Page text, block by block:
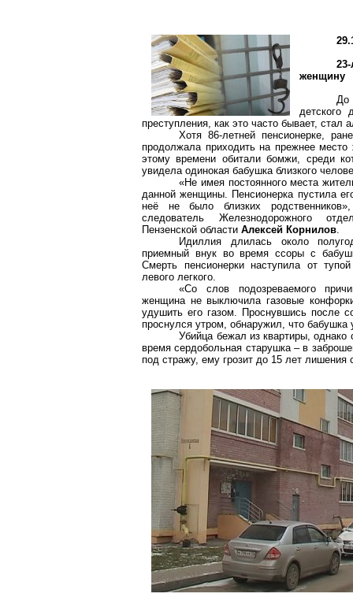
женщину
До
детского
преступления, как это часто бывает, стал
Хотя 86-летней пенсионерке,
продолжала приходить на прежнее
этому времени обитали бомжи, среди
увидела одинокая бабушка близкого
«Не имея постоянного места
данной женщины. Пенсионерка пустила
неё не было близких
следователь Железнодорожного
Пензенской области Алексей Корнилов.
Идиллия длилась около
приемный внук во время ссоры с
Смерть пенсионерки наступила от
левого легкого.
«Со слов подозреваемого
женщина не выключила газовые
удушить его газом. Проснувшись после
проснулся утром, обнаружил, что
Убийца бежал из квартиры,
время сердобольная старушка – в
под стражу, ему грозит до 15 лет лишения